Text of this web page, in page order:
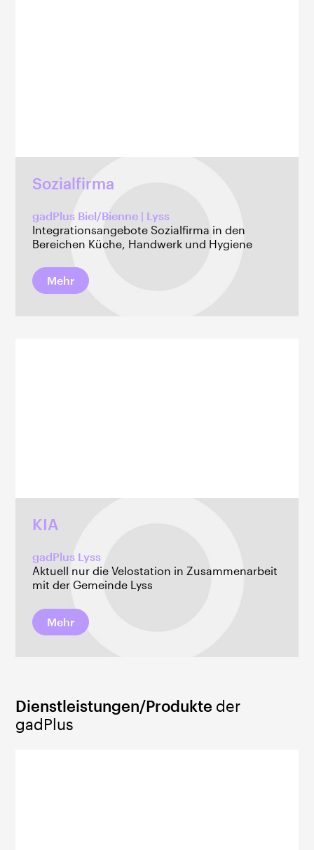
Sozialfirma
gadPlus Biel/Bienne | Lyss
Integrationsangebote Sozialfirma in den
Bereichen Küche, Handwerk und Hygiene
Mehr
KIA
gadPlus Lyss
Aktuell nur die Velostation in Zusammenarbeit
mit der Gemeinde Lyss
Mehr
Dienstleistungen/Produkte der
gadPlus